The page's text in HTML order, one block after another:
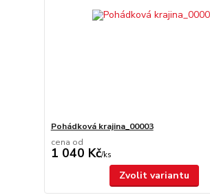
Pohádková krajina_00003
cena od
1 040 Kč/ks
Zvolit variantu